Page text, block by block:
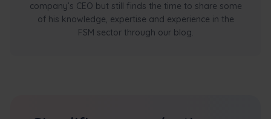
company’s CEO but still finds the time to share some
of his knowledge, expertise and experience in the
FSM sector through our blog.